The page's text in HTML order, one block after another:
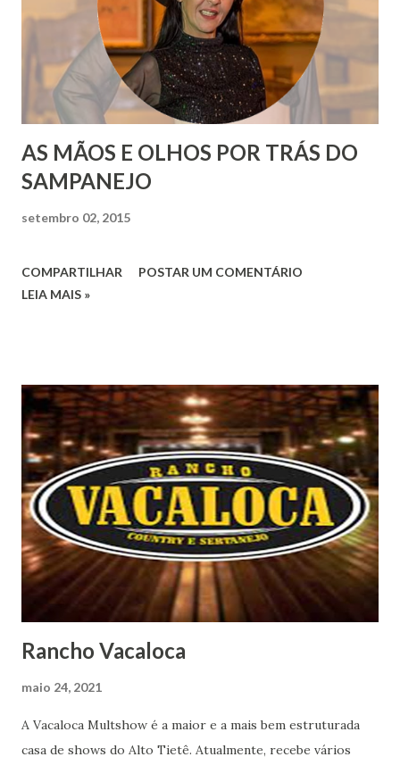
AS MÃOS E OLHOS POR TRÁS DO
SAMPANEJO
setembro 02, 2015
COMPARTILHAR
POSTAR UM COMENTÁRIO
LEIA MAIS »
Rancho Vacaloca
maio 24, 2021
A Vacaloca Multshow é a maior e a mais bem estruturada
casa de shows do Alto Tietê. Atualmente, recebe vários